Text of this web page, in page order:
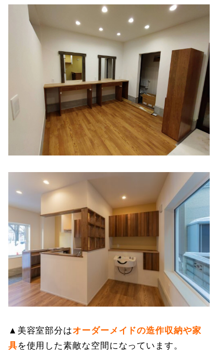
▲美容室部分はオーダーメイドの造作収納や家
具を使用した素敵な空間になっています。